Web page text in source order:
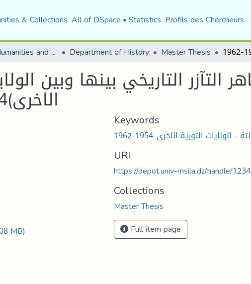
& Collections All of DSpace Statistics Profils des Chercheurs
Faculty of Humanities and Social Sciences Department of History Master Thesis
التآزر التاريخي بينها وبين
الاخرى)1954-1962
MB)
Keywords
الولايات الثورية الاخرى-1954-1962
URI
https://depot.univ-msila.dz/handle/
Collections
Master Thesis
Full item page